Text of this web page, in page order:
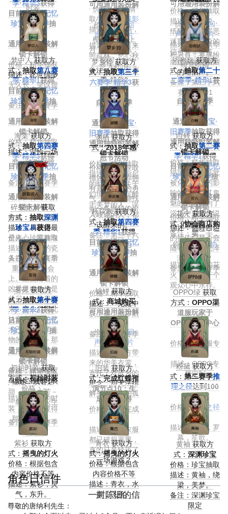
时装
价格：精华抽
取/318装扮残影
描述：松上鹤，
樱上幕，芒上
月，桐上凤凰，
柳间……
备注：第十三赛
季·精华2
价格：精华抽取
描述：有人说，
纸醉金迷的罪恶
迷窟中最危险的
信号并非警笛，
而是响尾蛇幽幽
的吐信声。
备注：第三十六
赛季·精华1
季·精华3获得
目前可通过记忆
珍宝·旧赛季抽
取获得
通用独特时装解
锁卡解锁
价格：精华抽取
描述：此世缥缈
无久长，笑叹虚
梦再倾觞
备注：第六赛季
·精华3
可用通用装扮解
锁卡解锁
价格：318回
声/1188碎片
描述：今见月来
照疏林，愁心秋
意无处消
可用通用装扮解
锁卡解锁
价格：318回
声/1188碎片
描述：昨夜素华
积岩首，零落纷
纷雪织梅
梦中人获取方
式：抽取第八赛
季·精华1获得
目前可通过记忆
珍宝·旧赛季抽
取获得
通用独特时装解
锁卡解锁
价格：精华抽取
描述：深怜一场
梦，淡影慰幽
情。
备注：第八赛季
·精华1
梦乡铃获取方
式：抽取第三十
六赛季·精华3获
得
自第37赛季
起：
通过
记忆珍宝·
旧赛季抽取获得
通用独特时装解
锁卡解锁
价格：精华抽取
描述：铃声响起
的时候，迷失于
幻境的人，沉醉
于美梦的人，误
入歧途的人，都
该醒来的。
备注：第三十六
赛季·精华3
浴袍妖获取方
式：抽取第二十
二赛季·精华1获
得
自第23赛季
起：
通过 记忆珍宝·
旧赛季抽取获得
通用独特时装解
锁卡解锁
价格：精华抽取
描述：作为首批
被化石温泉的影
响的客人，其鬼
魅的身形成为了
浴场中鬼怪传说
的来源。
备注：第二十二
赛季·精华1
海棠获取方
式：抽取第四赛
季·精华3获得
目前可通过记忆
珍宝·旧赛季抽
取获得
通用独特时装解
锁卡解锁
价格：精华抽取
描述：易改之最
是人心，唯有海
棠复当年
备注：第四赛季
·精华3
渊栖获取方
式：2018年感
恩节活动
价格：活动获取
描述：假如你拥
有直视深渊的勇
气，也许你能找
到一条逃脱的出
路。
白鲤获取方
式：抽取第二赛
季·精华1获得
目前可通过记忆
珍宝·旧赛季抽
取获得
通用独特时装解
锁卡解锁
价格：精华抽取
描述：锦鲤吉运
的福佑，是否会
随着服饰的光泽
渐渐褪去？
备注：第二赛季
·精华1
碎裂瓷人获取
方式： 抽取深渊
珍宝Ⅲ获得
价格：珍宝抽取
描述：远东的瓷
人在失踪许久后
重现在拍卖会
上。上面附着的
凶暴灵魂仿佛是
从另一个异界而
来。妄人们因此
认定皮克曼的艺
术已经超越了造
物的维度－－那
是一种打通异界
的能力。
备注：深渊珍宝
Ⅲ限定独特时装
秋荻寒获取方
式：抽取第四赛
季·精华1获得
目前可通过记忆
珍宝·旧赛季抽
取获得
通用独特时装解
锁卡解锁
价格：精华抽取
描述：一见庭中
荻上露，踏步沾
衣未可期
备注：第四赛季
·精华1
花火获取方
式：协会商店购
买
价格：1000协
会币
描述：刹那的花
火，却在每一个
观众心中永存。
茗荷获取方
式：抽取第十赛
季·精华2获得
目前可通过记忆
珍宝·旧赛季抽
取获得
通用独特时装解
锁卡解锁
价格：精华抽取
描述：浅尝之
甜，回味之苦－
－就像我的人生
一般。
备注：第十赛季
·精华2
锦鲤 获取方
式：商城购买
可用通用装扮解
锁卡解锁
价格：318回
声/1188碎片
描述：从东方带
来的华美衣裳，
寄托了对故乡的
思念，却无法排
解身在异乡的孤
独。
OPPO绿获取
方式： OPPO渠
道服玩家于
OPPO游戏中心
领取
价格：渠道服专
属
描述：OPPO专
属定制
初始时装获取
方式：初始时装
价格：-
描述：初始的时
装，一切都显得
那么地自然。
旧装获取方
式：完成红蝶推
演节点10：生
成后可获得
价格：推演完成
获取
描述：身上衣服
都已破损严重，
真的只是经历了
一场游戏？
粉黛获取方
式： 第二赛季推
理之径达到100
步获得
价格：推理之径
获取
描述：粉黛，罗
幕，笙歌。
紫衫 获取方
式： 摇曳的灯火
价格：根据包含
内容价格不等
描述：紫衫，灵
气，东升。
青衣获取方
式：摇曳的灯火
价格：根据包含
内容价格不等
描述：青衣，水
摆，飞丝。
黄袖获取方
式： 深渊珍宝
价格：珍宝抽取
描述：黄袖，绕
梁，美梦。
备注：深渊珍宝
限定
角色日信件
一封陈旧的信
尊敬的唐纳利先生：